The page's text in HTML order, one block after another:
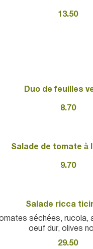
13.50
Duo de feuilles
8.70
Salade de tomate à
9.70
Salade ricca
séchées, rucola,
oeuf dur, olives
29.50